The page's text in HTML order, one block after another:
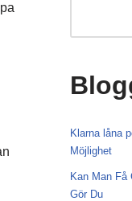
Klarna låna
Möjlighet
Kan Man Få
Gör Du